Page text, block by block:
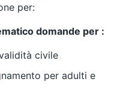
per:
domande per :
civile
per adulti e